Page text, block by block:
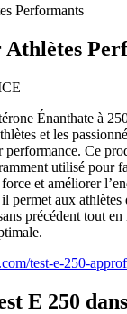
Athlètes
Énanthate à
et les
performance. Ce
utilisé pour
et améliorer
permet aux athlètes
précédent tout en
test-e-250-
E 250